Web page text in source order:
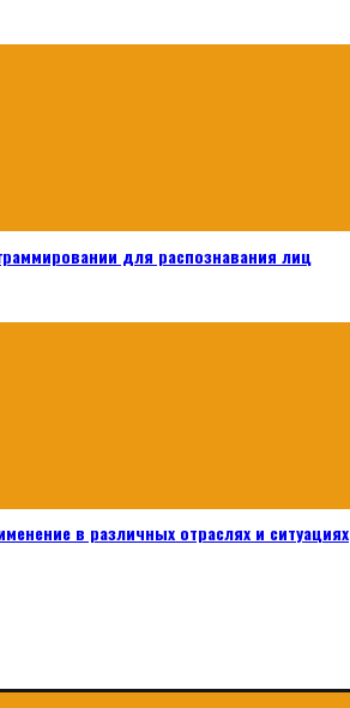
для распознавания лиц
в различных отраслях и ситуациях